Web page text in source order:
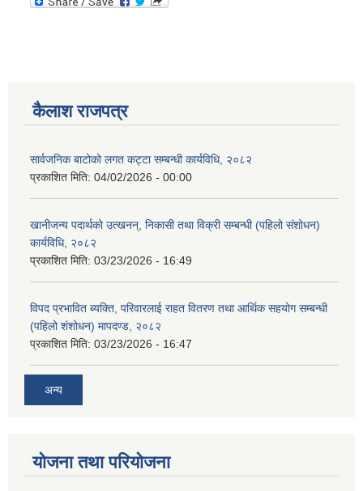
कैलाश राजपत्र
सार्वजनिक बाटोको लगत कट्टा सम्बन्धी कार्यविधि, २०८२
प्रकाशित मिति: 04/02/2026 - 00:00
खानीजन्य पदार्थको उत्खनन्, निकासी तथा विक्री सम्बन्धी (पहिलो संशोधन)
कार्यविधि, २०८२
प्रकाशित मिति: 03/23/2026 - 16:49
विपद प्रभावित ब्यक्ति, परिवारलाई राहत वितरण तथा आर्थिक सहयोग सम्बन्धी
(पहिलो शंशोधन) मापदण्ड, २०८२
प्रकाशित मिति: 03/23/2026 - 16:47
अन्य
योजना तथा परियोजना